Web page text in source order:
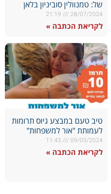
של: טמנוולין סוביניון בלאן
28/07/2024
לקריאת הכתבה »
טיב טעם במבצע גיוס תרומות
לעמותת "אור למשפחות"
09/05/2024
לקריאת הכתבה »